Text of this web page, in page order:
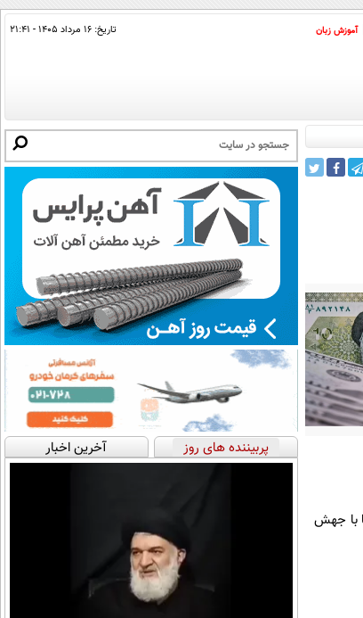
آموزش زبان تاریخ: ۱۶ مرداد ۱۴۰۵ - ۲۱:۴۱
با جهش
پربیننده های روز آخرین اخبار